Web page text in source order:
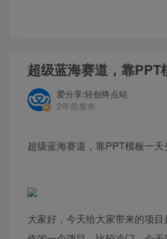
超级蓝海赛道，靠
爱分享:轻创终点站
2年前发布
超级蓝海赛道，靠PPT模板一
大家好，今天给大家带来的项